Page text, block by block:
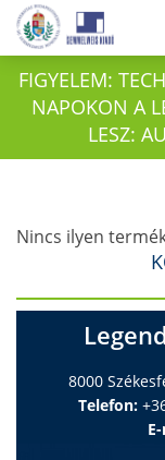
FIGYELEM:
NAPOKON A
LESZ:
Nincs ilyen
8000
Telefon: